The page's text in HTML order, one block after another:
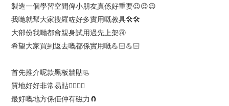
製造一個學習空間俾小朋友真係好重要😉😉😉
我哋就幫大家搜羅咗好多實用嘅教具🛠🛠
大部份我哋都會親身試用過先上架🉑
希望大家買到返去嘅都係實用嘅💪🏻💪🏻
首先推介呢款黑板牆貼📃
質地好好非常易貼👍🏻👍🏻
最好嘅地方係佢仲有磁力🧲